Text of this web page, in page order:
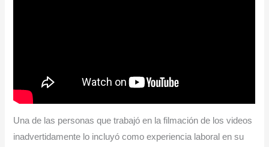
Una de las personas que trabajó en la filmación de los videos
inadvertidamente lo incluyó como experiencia laboral en su